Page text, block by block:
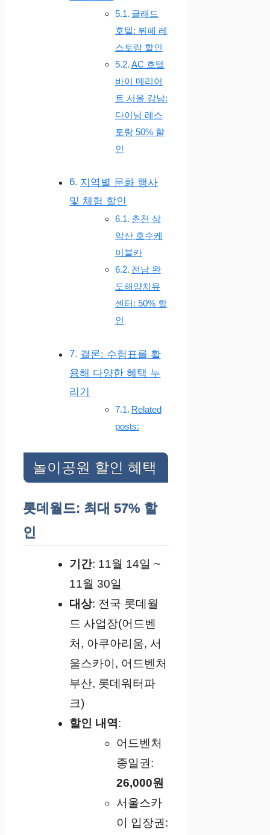
글래드
호텔: 뷔페 레
스토랑 할인
AC 호텔
바이 메리어
트 서울 강남:
다이닝 레스
토랑 50% 할
인
지역별 문화 행사
및 체험 할인
춘천 삼
악산 호수케
이블카
전남 완
도해양치유
센터: 50% 할
인
결론: 수험표를 활
용해 다양한 혜택 누
리기
Related
posts:
놀이공원 할인 혜택
롯데월드: 최대 57% 할
인
기간: 11월 14일 ~
11월 30일
대상: 전국 롯데월
드 사업장(어드벤
처, 아쿠아리움, 서
울스카이, 어드벤처
부산, 롯데워터파
크)
할인 내역 :
어드벤처
종일권:
26,000원
서울스카
이 입장권: